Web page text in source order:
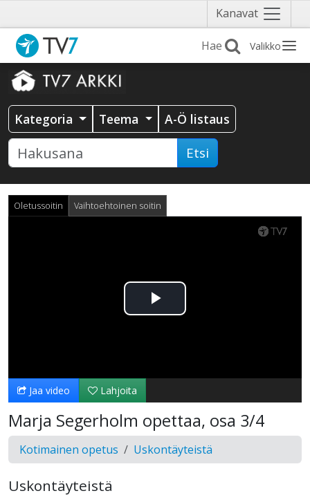
Kanavat Näytä
valikko
Valikko
Kategoria Teema A-Ö listaus
Etsi
Oletussoitin Vaihtoehtoinen soitin
Toista
Jaa video Lahjoita
Marja Segerholm opettaa, osa 3/4
Kotimainen opetus Uskontäyteistä
Uskontäyteistä